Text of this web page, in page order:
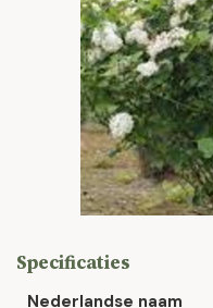
Specificaties
Nederlandse naam